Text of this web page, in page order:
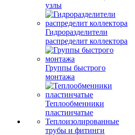
узлы
Гидроразделители
распределит коллектора
Группы быстрого
монтажа
Теплообменники
пластинчатые
Теплоизолированные
трубы и фитинги